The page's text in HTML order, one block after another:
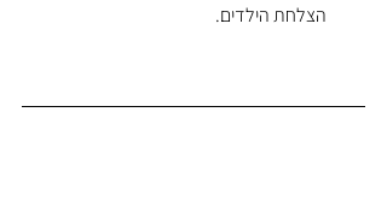
הצלחת הילדים.